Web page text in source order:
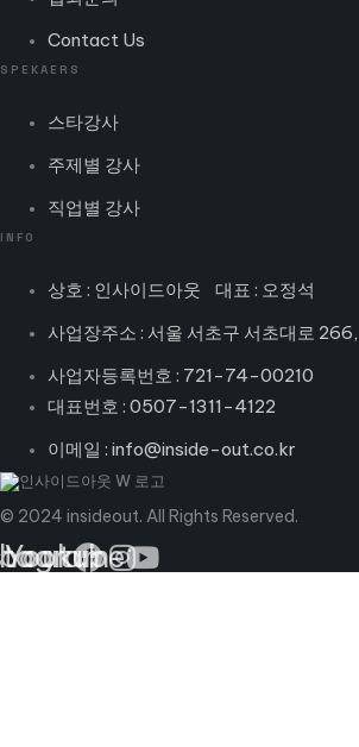
Contact Us
SPEKAERS
스타강사
주제별 강사
직업별 강사
INFO
상호 : 인사이드아웃 대표 : 오정석
사업장주소 : 서울 서초구 서초대로
사업자등록번호 : 721-74-00210
대표번호 : 0507-1311-4122
이메일 : info@inside-out.co.kr
© 2024 insideout. All Rights Reserved.
Youtube